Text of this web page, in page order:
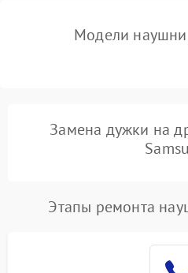
Модели
Замена дужки на
Этапы ремонта